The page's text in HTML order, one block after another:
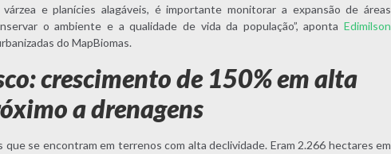
e planícies alagáveis, é importante monitorar a expansão de áreas
o ambiente e a qualidade de vida da população”, aponta Edimilson
do MapBiomas.
crescimento de 150% em alta
a drenagens
que se encontram em terrenos com alta declividade. Eram 2.266 hectares em